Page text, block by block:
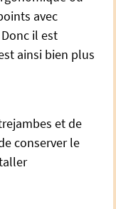
avec
il est
ainsi bien plus
et de
conserver le